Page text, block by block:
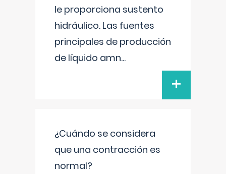
le proporciona sustento
hidráulico. Las fuentes
principales de producción
de líquido amn...
+
¿Cuándo se considera
que una contracción es
normal?